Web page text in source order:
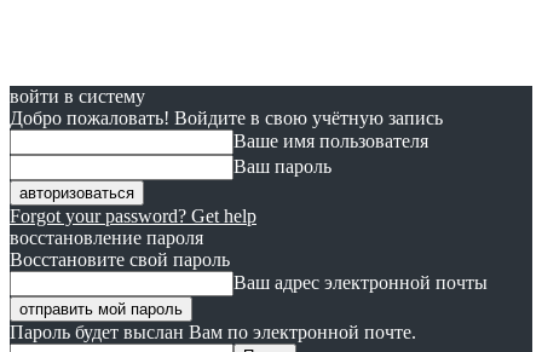
войти в систему
Добро пожаловать! Войдите в свою учётную запись
Ваше имя пользователя
Ваш пароль
Forgot your password? Get help
восстановление пароля
Восстановите свой пароль
Ваш адрес электронной почты
Пароль будет выслан Вам по электронной почте.